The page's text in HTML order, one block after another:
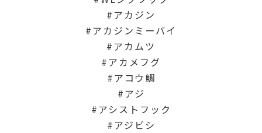
アカジン
アカジンミーバイ
アカムツ
アカメフグ
アコウ鯛
アジ
アシストフック
アジビシ